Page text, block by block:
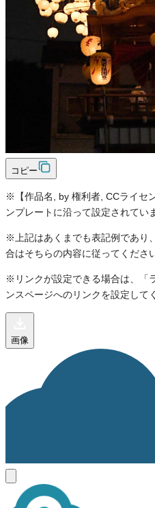
山車（黒岩祇園祭） ,CC
タログサイト
＜改変した場合＞クレジット表記
山車（黒岩祇園祭） CC
タログサイト
, 改変あり
コピー
※【作品名, by 権利者, CCライセ
ンプレートに沿って設定されてい
※上記はあくまでも表記例であり
合はそちらの内容に従ってくださ
※リンクが設定できる場合は、「
ンスページへのリンクを設定して
画像